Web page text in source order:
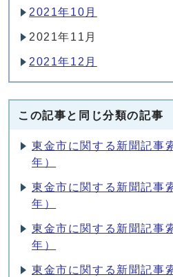
2021年10月
2021年11月
2021年12月
この記事と同じ分類の記事
東金市に関する新聞記
年）
東金市に関する新聞記
年）
東金市に関する新聞記
年）
東金市に関する新聞記